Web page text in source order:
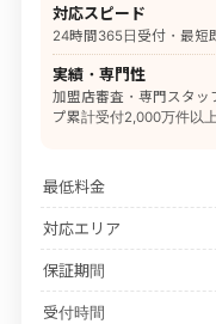
対応スピード
24時間365日受付・最短
実績・専門性
加盟店審査・専門スタッ
プ累計受付2,000万件以上
最低料金
対応エリア
保証期間
受付時間